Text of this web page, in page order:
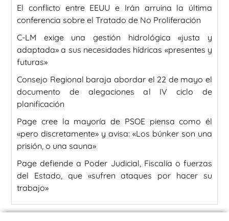
El conflicto entre EEUU e Irán arruina la última
conferencia sobre el Tratado de No Proliferación
C-LM exige una gestión hidrológica «justa y
adaptada» a sus necesidades hídricas «presentes y
futuras»
Consejo Regional baraja abordar el 22 de mayo el
documento de alegaciones al IV ciclo de
planificación
Page cree la mayoría de PSOE piensa como él
«pero discretamente» y avisa: «Los búnker son una
prisión, o una sauna»
Page defiende a Poder Judicial, Fiscalía o fuerzas
del Estado, que «sufren ataques por hacer su
trabajo»